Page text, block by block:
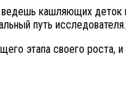
кашляющих деток
путь исследователя.
этапа своего роста,